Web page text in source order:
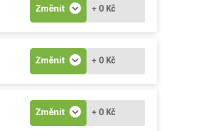
Změnit + 0 Kč
Změnit + 0 Kč
Změnit + 0 Kč